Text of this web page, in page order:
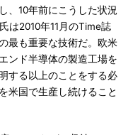
、10年前にこうした状況
は2010年11月のTime誌
最も重要な技術だ。欧米
ンド半導体の製造工場を
する以上のことをする必
米国で生産し続けること